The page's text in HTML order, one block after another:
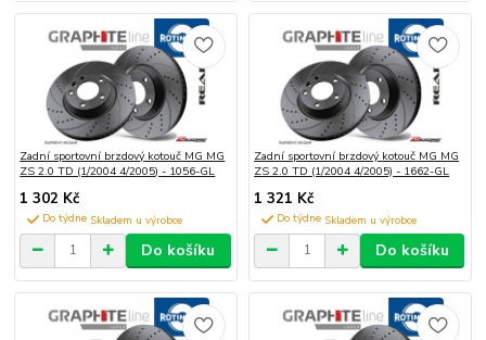
Zadní sportovní brzdový kotouč MG MG
ZS 2.0 TD (1/2004 4/2005) - 1056-GL
1 302 Kč
Do týdne
Do košíku
Zadní sportovní brzdový kotouč MG MG
ZS 2.0 TD (1/2004 4/2005) - 1662-GL
1 321 Kč
Do týdne
Do košíku